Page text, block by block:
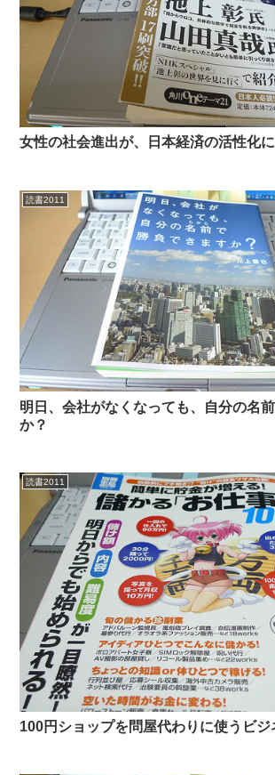
女性の社会進出が、日本経済の活性化
読書2011
明日、会社がなくなっても、自分の名
か？
読書2011
100円ショップを問屋代わりに使うビジ